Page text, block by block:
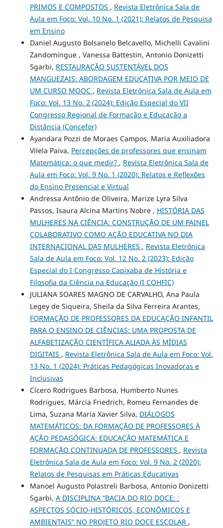
PRIMOS E COMPOSTOS , Revista Eletrônica Sala de
Aula em Foco: Vol. 10 No. 1 (2021): Relatos de Pesquisa
em Ensino
Daniel Augusto Bolsanelo Belcavello, Michelli Cavalini
Zandomingue , Vanessa Battestin, Antonio Donizetti
Sgarbi, RESTAURAÇÃO SUSTENTÁVEL DOS
MANGUEZAIS: ABORDAGEM EDUCATIVA POR MEIO DE
UM CURSO MOOC , Revista Eletrônica Sala de Aula em
Foco: Vol. 13 No. 2 (2024): Edição Especial do VII
Congresso Regional de Formação e Educação a
Distância (Concefor)
Ayandara Pozzi de Moraes Campos, Maria Auxiliadora
Vilela Paiva, Percepções de professores que ensinam
Matemática: o que medir? , Revista Eletrônica Sala de
Aula em Foco: Vol. 9 No. 1 (2020): Relatos e Reflexões
do Ensino Presencial e Virtual
Andressa Antônio de Oliveira, Marize Lyra Silva
Passos, Isaura Alcina Martins Nobre , HISTÓRIA DAS
MULHERES NA CIÊNCIA: CONSTRUÇÃO DE UM PAINEL
COLABORATIVO COMO AÇÃO EDUCATIVA NO DIA
INTERNACIONAL DAS MULHERES , Revista Eletrônica
Sala de Aula em Foco: Vol. 12 No. 2 (2023): Edição
Especial do I Congresso Capixaba de História e
Filosofia da Ciência na Educação (I COHFIC)
JULIANA SOARES MAGNO DE CARVALHO, Ana Paula
Legey de Siqueira, Sheila da Silva Ferreira Arantes,
FORMAÇÃO DE PROFESSORES DA EDUCAÇÃO INFANTIL
PARA O ENSINO DE CIÊNCIAS: UMA PROPOSTA DE
ALFABETIZAÇÃO CIENTÍFICA ALIADA ÀS MÍDIAS
DIGITAIS , Revista Eletrônica Sala de Aula em Foco: Vol.
13 No. 1 (2024): Práticas Pedagógicas Inovadoras e
Inclusivas
Cícero Rodrigues Barbosa, Humberto Nunes
Rodrigues, Márcia Friedrich, Romeu Fernandes de
Lima, Suzana Maria Xavier Silva, DIÁLOGOS
MATEMÁTICOS: DA FORMAÇÃO DE PROFESSORES À
AÇÃO PEDAGÓGICA: EDUCAÇÃO MATEMÁTICA E
FORMAÇÃO CONTINUADA DE PROFESSORES , Revista
Eletrônica Sala de Aula em Foco: Vol. 9 No. 2 (2020):
Relatos de Pesquisas em Práticas Educativas
Manoel Augusto Polastreli Barbosa, Antonio Donizetti
Sgarbi, A DISCIPLINA “BACIA DO RIO DOCE: :
ASPECTOS SÓCIO-HISTÓRICOS, ECONÔMICOS E
AMBIENTAIS” NO PROJETO RIO DOCE ESCOLAR ,